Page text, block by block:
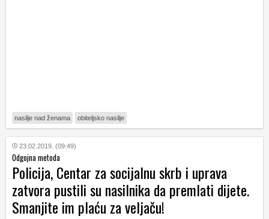
nasilje nad ženama obiteljsko nasilje
23.02.2019. (09:49)
Odgojna metoda
Policija, Centar za socijalnu skrb i uprava
zatvora pustili su nasilnika da premlati dijete.
Smanjite im plaću za veljaču!